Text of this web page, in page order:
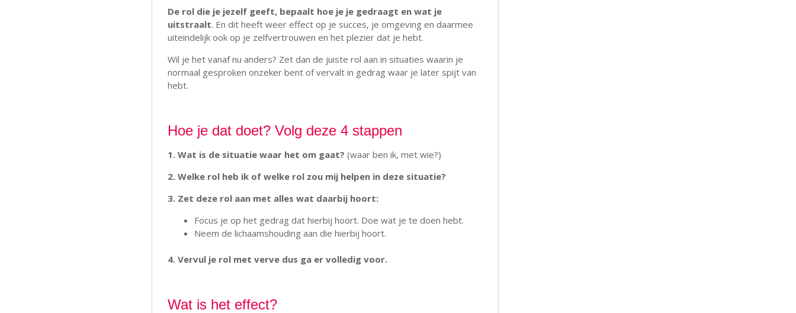
De rol die je jezelf geeft, bepaalt hoe je je gedraagt en wat je
uitstraalt. En dit heeft weer effect op je succes, je omgeving en daarmee
uiteindelijk ook op je zelfvertrouwen en het plezier dat je hebt.
Wil je het vanaf nu anders? Zet dan de juiste rol aan in situaties waarin je
normaal gesproken onzeker bent of vervalt in gedrag waar je later spijt van
hebt.
Hoe je dat doet? Volg deze 4 stappen
1. Wat is de situatie waar het om gaat? (waar ben ik, met wie?)
2. Welke rol heb ik of welke rol zou mij helpen in deze situatie?
3. Zet deze rol aan met alles wat daarbij hoort:
Focus je op het gedrag dat hierbij hoort. Doe wat je te doen hebt.
Neem de lichaamshouding aan die hierbij hoort.
4. Vervul je rol met verve dus ga er volledig voor.
Wat is het effect?